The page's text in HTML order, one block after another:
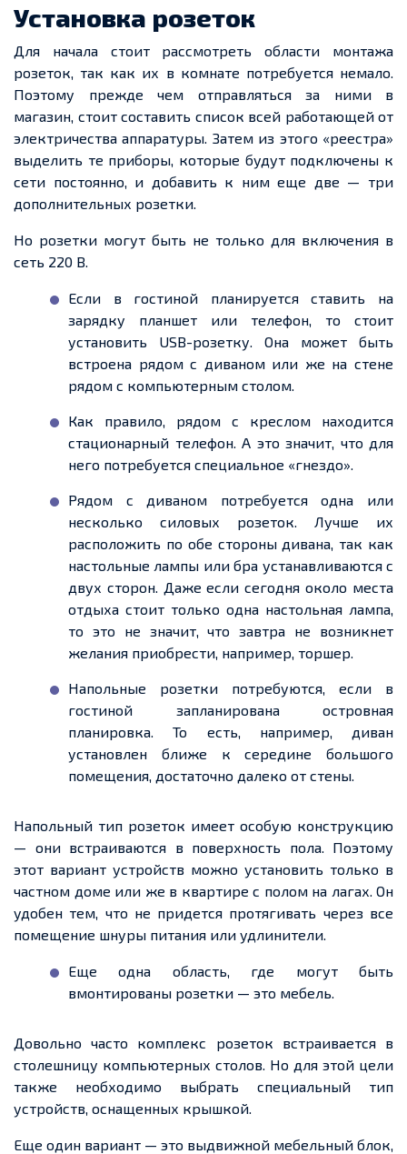
Установка розеток
Для начала стоит рассмотреть области монтажа
розеток, так как их в комнате потребуется немало.
Поэтому прежде чем отправляться за ними в
магазин, стоит составить список всей работающей от
электричества аппаратуры. Затем из этого «реестра»
выделить те приборы, которые будут подключены к
сети постоянно, и добавить к ним еще две — три
дополнительных розетки.
Но розетки могут быть не только для включения в
сеть 220 В.
Если в гостиной планируется ставить на
зарядку планшет или телефон, то стоит
установить USB-розетку. Она может быть
встроена рядом с диваном или же на стене
рядом с компьютерным столом.
Как правило, рядом с креслом находится
стационарный телефон. А это значит, что для
него потребуется специальное «гнездо».
Рядом с диваном потребуется одна или
несколько силовых розеток. Лучше их
расположить по обе стороны дивана, так как
настольные лампы или бра устанавливаются с
двух сторон. Даже если сегодня около места
отдыха стоит только одна настольная лампа,
то это не значит, что завтра не возникнет
желания приобрести, например, торшер.
Напольные розетки потребуются, если в
гостиной запланирована островная
планировка. То есть, например, диван
установлен ближе к середине большого
помещения, достаточно далеко от стены.
Напольный тип розеток имеет особую конструкцию
— они встраиваются в поверхность пола. Поэтому
этот вариант устройств можно установить только в
частном доме или же в квартире с полом на лагах. Он
удобен тем, что не придется протягивать через все
помещение шнуры питания или удлинители.
Еще одна область, где могут быть
вмонтированы розетки — это мебель.
Довольно часто комплекс розеток встраивается в
столешницу компьютерных столов. Но для этой цели
также необходимо выбрать специальный тип
устройств, оснащенных крышкой.
Еще один вариант — это выдвижной мебельный блок,